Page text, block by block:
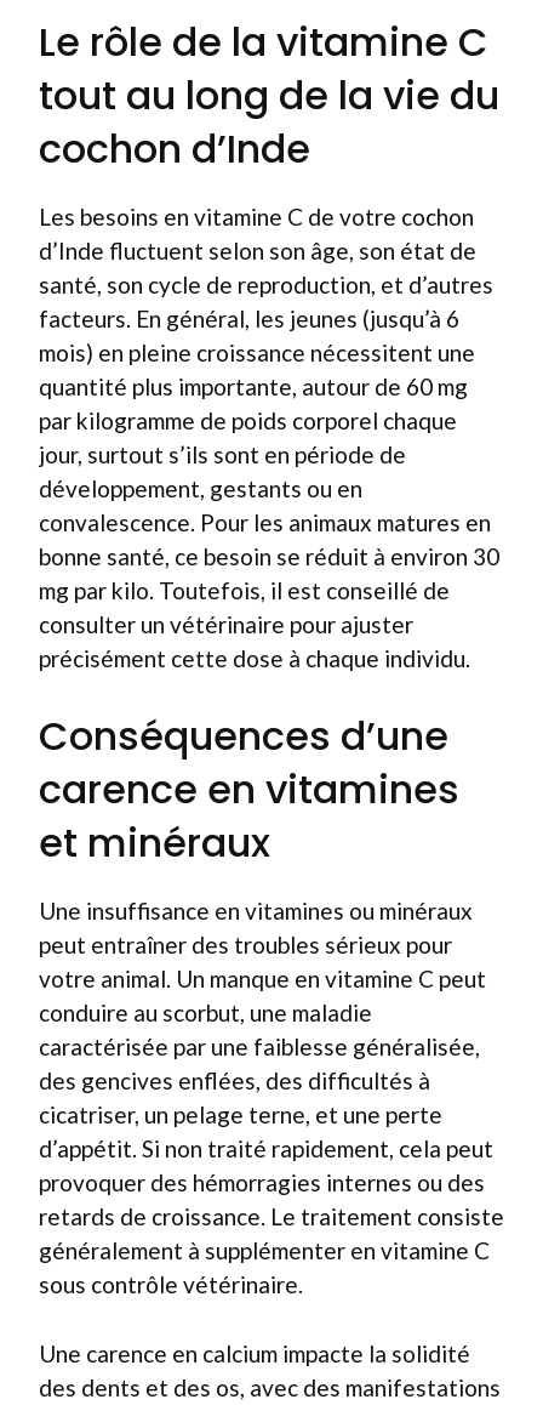
Le rôle de la vitamine C
tout au long de la vie du
cochon d’Inde
Les besoins en vitamine C de votre cochon
d’Inde fluctuent selon son âge, son état de
santé, son cycle de reproduction, et d’autres
facteurs. En général, les jeunes (jusqu’à 6
mois) en pleine croissance nécessitent une
quantité plus importante, autour de 60 mg
par kilogramme de poids corporel chaque
jour, surtout s’ils sont en période de
développement, gestants ou en
convalescence. Pour les animaux matures en
bonne santé, ce besoin se réduit à environ 30
mg par kilo. Toutefois, il est conseillé de
consulter un vétérinaire pour ajuster
précisément cette dose à chaque individu.
Conséquences d’une
carence en vitamines
et minéraux
Une insuffisance en vitamines ou minéraux
peut entraîner des troubles sérieux pour
votre animal. Un manque en vitamine C peut
conduire au scorbut, une maladie
caractérisée par une faiblesse généralisée,
des gencives enflées, des difficultés à
cicatriser, un pelage terne, et une perte
d’appétit. Si non traité rapidement, cela peut
provoquer des hémorragies internes ou des
retards de croissance. Le traitement consiste
généralement à supplémenter en vitamine C
sous contrôle vétérinaire.
Une carence en calcium impacte la solidité
des dents et des os, avec des manifestations